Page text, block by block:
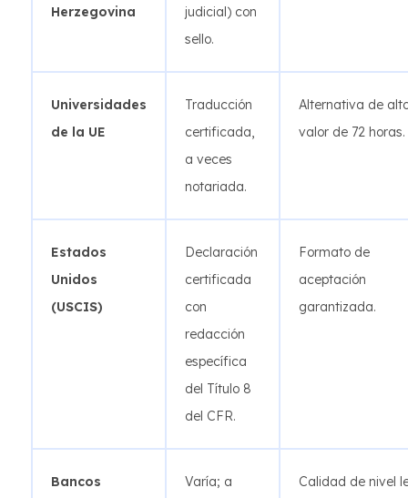
Herzegovina
judicial) con
sello.
Universidades
de la UE
Traducción
certificada,
a veces
notariada.
Alternativa de
valor de 72 horas.
Estados
Unidos
(USCIS)
Declaración
certificada
con
redacción
específica
del Título 8
del CFR.
Formato de
aceptación
garantizada.
Bancos
Varía; a
Calidad de nivel